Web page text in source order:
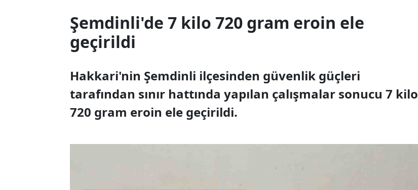
Şemdinli'de 7 kilo 720 gram eroin ele
geçirildi
Hakkari'nin Şemdinli ilçesinden güvenlik güçleri
tarafından sınır hattında yapılan çalışmalar sonucu 7 kilo
720 gram eroin ele geçirildi.